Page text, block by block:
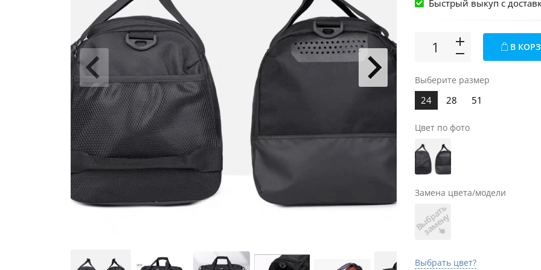
Быстрый выкуп c
В
Выберите размер
24 28 51
Цвет по фото
Замена цвета/модели
В
ы
б
р
а
т
ь
з
а
м
е
н
у
Выбрать цвет?